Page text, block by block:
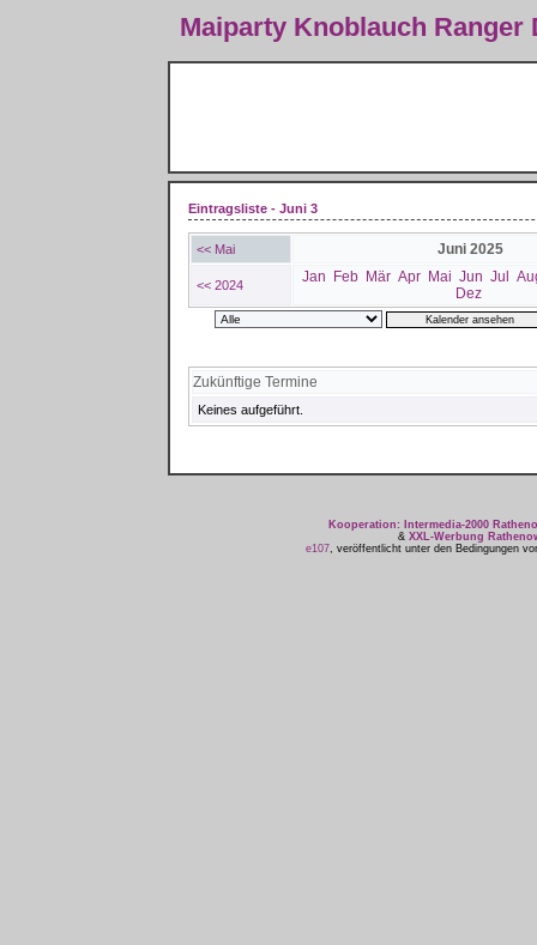
Maiparty Knoblauch Ranger
Eintragsliste - Juni 3
<< Mai Juni 2025
<< 2024 Jan Feb Mär Apr Mai Jun Jul
Dez
Zukünftige Termine
Keines aufgeführt.
Kooperation: Intermedia-2000
& XXL-Werbung
e107, veröffentlicht unter den Bedingungen